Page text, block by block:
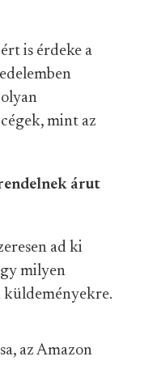
is érdeke a
mint az
árut
ad ki
milyen
küldeményekre.
az Amazon